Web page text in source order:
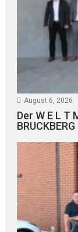
August 6, 2026
Der W E L T
BRUCKBERG